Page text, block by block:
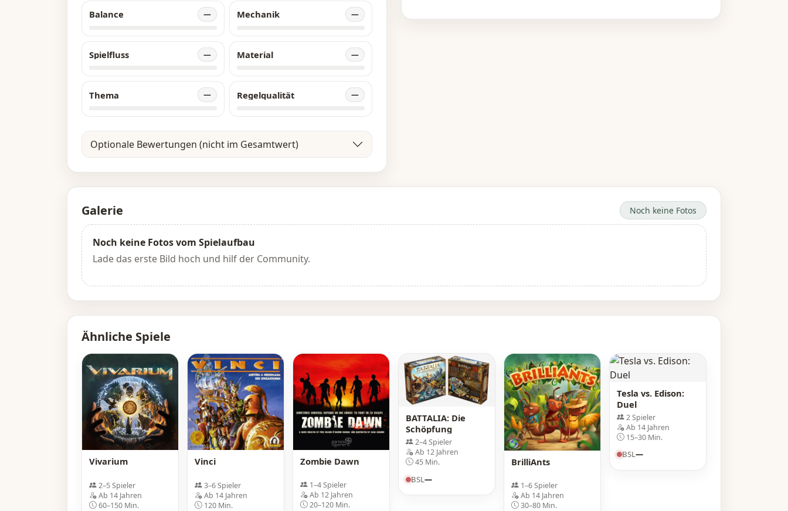
Balance —
Spielfluss —
Thema —
Mechanik —
Material —
Regelqualität —
Optionale Bewertungen (nicht im Gesamtwert)
Galerie Noch keine Fotos
Noch keine Fotos vom Spielaufbau
Lade das erste Bild hoch und hilf der Community.
Ähnliche Spiele
Vivarium
2–5 Spieler
Ab 14 Jahren
60–150 Min.
Vinci
3–6 Spieler
Ab 14 Jahren
120 Min.
Zombie Dawn
1–4 Spieler
Ab 12 Jahren
20–120 Min.
BATTALIA: Die
Schöpfung
2–4 Spieler
Ab 12 Jahren
45 Min.
BSL—
BrilliAnts
1–6 Spieler
Ab 14 Jahren
30–80 Min.
Tesla vs. Edison:
Duel
2 Spieler
Ab 14 Jahren
15–30 Min.
BSL—